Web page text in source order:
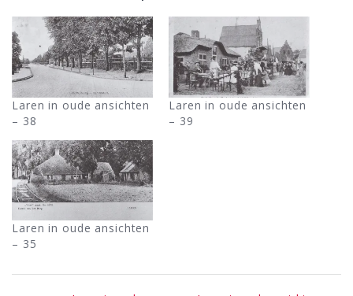
Laren in oude ansichten
– 38
Laren in oude ansichten
– 39
Laren in oude ansichten
– 35
Bericht